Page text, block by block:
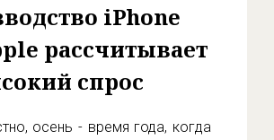
iPhone
рассчитывает
спрос
осень - время года, когда